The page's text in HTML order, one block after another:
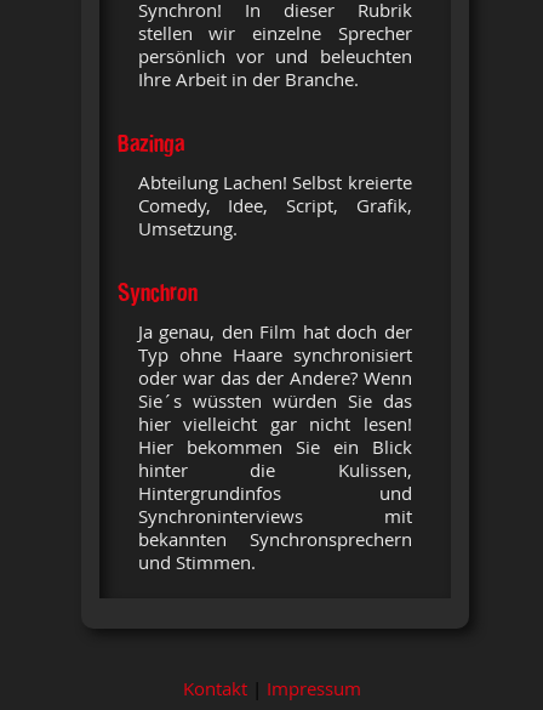
Synchron! In dieser Rubrik
stellen wir einzelne Sprecher
persönlich vor und beleuchten
Ihre Arbeit in der Branche.
Bazinga
Abteilung Lachen! Selbst kreierte
Comedy, Idee, Script, Grafik,
Umsetzung.
Synchron
Ja genau, den Film hat doch der
Typ ohne Haare synchronisiert
oder war das der Andere? Wenn
Sie´s wüssten würden Sie das
hier vielleicht gar nicht lesen!
Hier bekommen Sie ein Blick
hinter die Kulissen,
Hintergrundinfos und
Synchroninterviews mit
bekannten Synchronsprechern
und Stimmen.
Kontakt| Impressum